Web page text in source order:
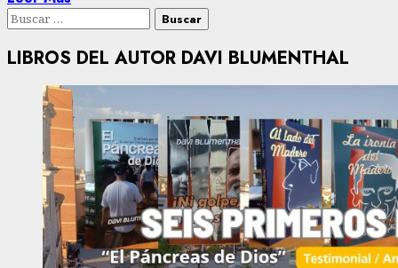
Buscar:
LIBROS DEL AUTOR DAVI BLUMENTHAL